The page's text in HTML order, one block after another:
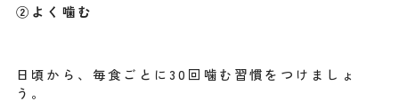
②よく噛む
日頃から、毎食ごとに30回噛む習慣をつけましょ
う。